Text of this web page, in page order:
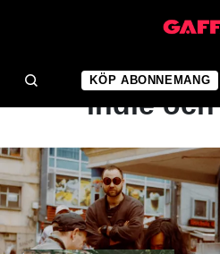
KÖP ABONNEMANG
Fin mix av
indie och